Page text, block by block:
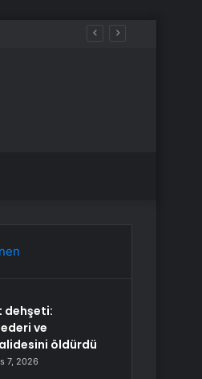
dehşeti:
ve
öldürdü
7, 2026